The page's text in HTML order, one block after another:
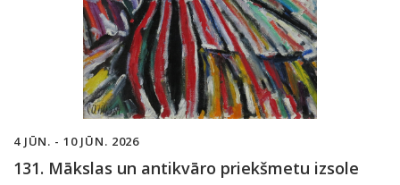
4 JŪN. - 10 JŪN. 2026
131. Mākslas un antikvāro priekšmetu izsole